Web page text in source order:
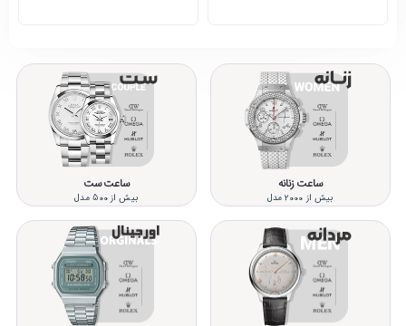
ساعت زنانه
بیش از 2000 مدل
ساعت ست
بیش از 500 مدل